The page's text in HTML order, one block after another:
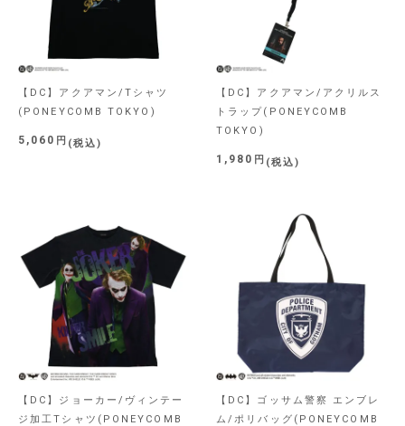
【DC】アクアマン/Tシャツ
(PONEYCOMB TOKYO)
5,060 税込
【DC】アクアマン/アクリルス
トラップ(PONEYCOMB
TOKYO)
1,980 税込
【DC】ジョーカー/ヴィンテー
ジ加工Tシャツ(PONEYCOMB
【DC】ゴッサム警察 エンブレ
ム/ポリバッグ(PONEYCOMB